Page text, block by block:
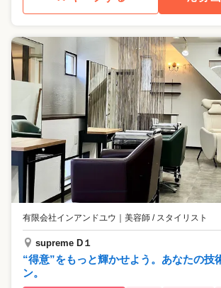
有限会社インアンドユウ 美容師 / スタイリスト
supreme D１
“得意”をもっと輝かせよう。あなたの技
ン。